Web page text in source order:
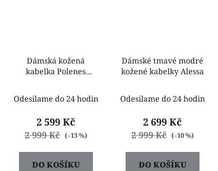
Dámská kožená
kabelka Polenes
Odesilame do 24 hodin
2 599 Kč
2 999 Kč (–13 %)
DO KOŠÍKU
Dámské tmavé modré
kožené kabelky Alessa
Odesilame do 24 hodin
2 699 Kč
2 999 Kč (–10 %)
DO KOŠÍKU